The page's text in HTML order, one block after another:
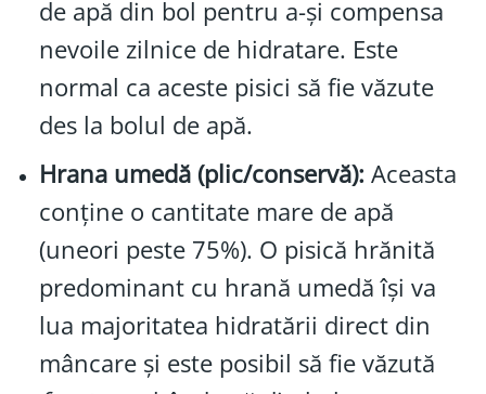
de apă din bol pentru a-și compensa
nevoile zilnice de hidratare. Este
normal ca aceste pisici să fie văzute
des la bolul de apă.
Hrana umedă (plic/conservă): Aceasta
conține o cantitate mare de apă
(uneori peste 75%). O pisică hrănită
predominant cu hrană umedă își va
lua majoritatea hidratării direct din
mâncare și este posibil să fie văzută